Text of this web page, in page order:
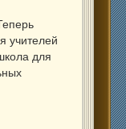
учителей
для